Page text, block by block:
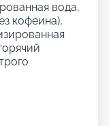
вода,
кофеина),